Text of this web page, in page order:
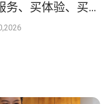
、买体验、买价